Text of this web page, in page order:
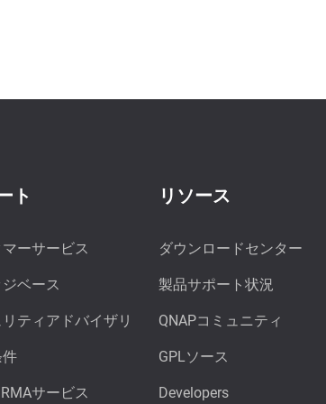
ト
ーサービス
ベース
ティアドバイザリ
サービス
リソース
ダウンロードセンター
製品サポート状況
QNAPコミュニティ
GPLソース
Developers